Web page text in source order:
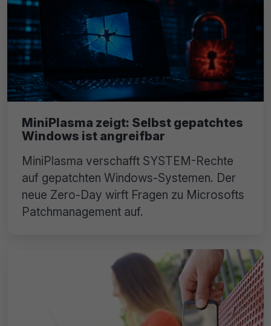
MiniPlasma zeigt: Selbst gepatchtes
Windows ist angreifbar
MiniPlasma verschafft SYSTEM-Rechte
auf gepatchten Windows-Systemen. Der
neue Zero-Day wirft Fragen zu Microsofts
Patchmanagement auf.